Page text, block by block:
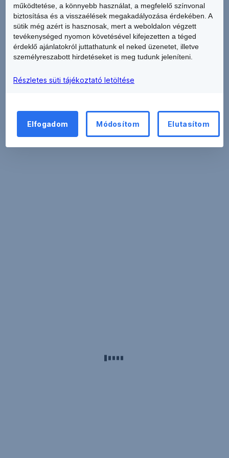
Diófa Optimus Befektetési Alap
Diófa Optimus II. Befektetési Alap
működtetése, a könnyebb használat, a megfelelő színvonal
biztosítása és a visszaélések megakadályozása érdekében. A
sütik még azért is hasznosak, mert a weboldalon végzett
tevékenységed nyomon követésével kifejezetten a téged
érdeklő ajánlatokról juttathatunk el neked üzenetet, illetve
személyreszabott hirdetéseket is meg tudunk jeleníteni.
Részletes süti tájékoztató letöltése
Elfogadom Módosítom Elutasítom